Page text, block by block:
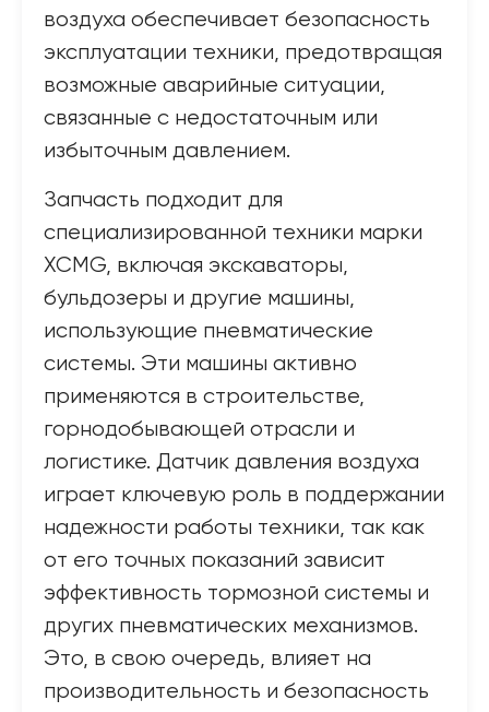
воздуха обеспечивает безопасность
эксплуатации техники, предотвращая
возможные аварийные ситуации,
связанные с недостаточным или
избыточным давлением.
Запчасть подходит для
специализированной техники марки
XCMG, включая экскаваторы,
бульдозеры и другие машины,
использующие пневматические
системы. Эти машины активно
применяются в строительстве,
горнодобывающей отрасли и
логистике. Датчик давления воздуха
играет ключевую роль в поддержании
надежности работы техники, так как
от его точных показаний зависит
эффективность тормозной системы и
других пневматических механизмов.
Это, в свою очередь, влияет на
производительность и безопасность